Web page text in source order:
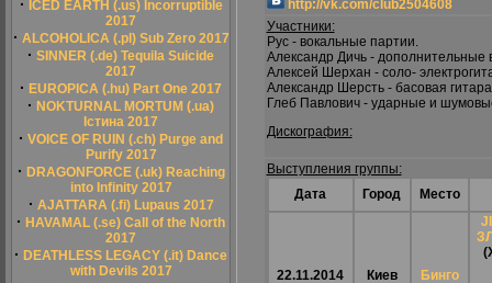
· ICED EARTH (.us) Incorruptible
2017
· ALCOHOLICA (.pl) Sub Zero 2017
· SINNER (.de) Tequila Suicide
2017
· EUROPICA (.hu) Part One 2017
· NOKTURNAL MORTUM (.ua)
Істина 2017
· VOICE OF RUIN (.ch) Purge and
Purify 2017
· DRAGONFORCE (.uk) Reaching
into Infinity 2017
· AJATTARA (.fi) Lupaus 2017
· HAVAMAL (.se) Call of the North
2017
· DEATHLESS LEGACY (.it) Dance
with Devils 2017
http://vk.com/club2504608
Участники:
Рус - вокальные партии.
Александр Дичь - дополнительные
Алексей Шерхан - соло-
Александр Шерсть - басовая
Глеб Павлович - ударные и
Дискография:
Выступления группы:
Дата
Город Место
22.11.2014 Киев Бинго